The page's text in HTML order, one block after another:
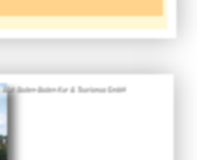
Bild: Baden-Baden Kur & Tourismus GmbH